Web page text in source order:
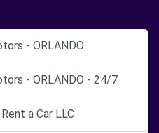
- ORLANDO
- ORLANDO - 24/7
a Car LLC